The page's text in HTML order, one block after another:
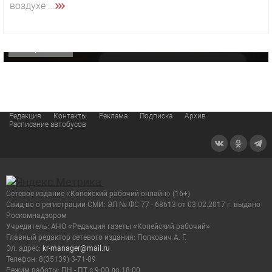
воздухе ...
«Звезда» Метрана стала главным героем нового
Редакция Контакты Реклама Подписка
Архив
Расписание автобусов
Сетевое издание «Копейский рабочий онлайн» (16+)
Cвид-во о регистрации СМИ: ЭЛ № ФС 77 - 68613 от 03.02.2017 г. выдано
Роскомнадзором
Учредитель: АНО «Редакция газеты «Копейский рабочий»
Главный редактор сетевого издания: Попкович А. Г.
Эл. адрес: kr-manager@mail.ru
Телефон: 8(35139) 3-71-09
Режим работы: ПН - ПТ с 9:00 до 18:00